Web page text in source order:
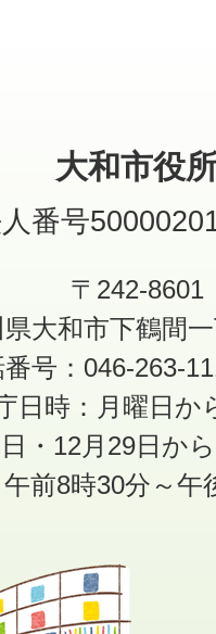
大和市役
番号
〒242-8601
大和市下鶴間
番号：046-263-
日時：月曜日か
日・12月29日か
午前8時30分～午